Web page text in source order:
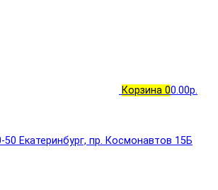
Корзина 00.00р.
50 Екатеринбург, пр. Космонавтов 15Б